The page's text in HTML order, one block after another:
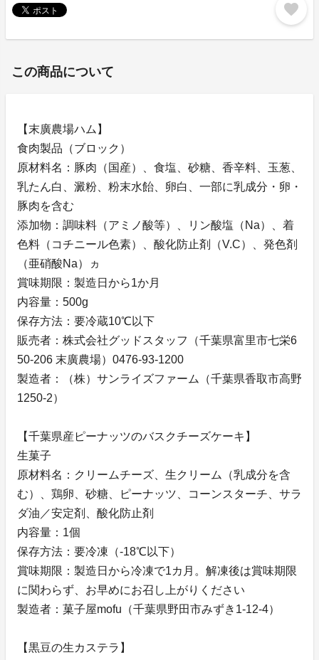
favorite
この商品について
【末廣農場ハム】
食肉製品（ブロック）
原材料名：豚肉（国産）、食塩、砂糖、香辛料、玉葱、
乳たん白、澱粉、粉末水飴、卵白、一部に乳成分・卵・
豚肉を含む
添加物：調味料（アミノ酸等）、リン酸塩（Na）、着
色料（コチニール色素）、酸化防止剤（V.C）、発色剤
（亜硝酸Na）ヵ
賞味期限：製造日から1か月
内容量：500g
保存方法：要冷蔵10℃以下
販売者：株式会社グッドスタッフ（千葉県富里市七栄6
50-206 末廣農場）0476-93-1200
製造者：（株）サンライズファーム（千葉県香取市高野
1250-2）
【千葉県産ピーナッツのバスクチーズケーキ】
生菓子
原材料名：クリームチーズ、生クリーム（乳成分を含
む）、鶏卵、砂糖、ピーナッツ、コーンスターチ、サラ
ダ油／安定剤、酸化防止剤
内容量：1個
保存方法：要冷凍（-18℃以下）
賞味期限：製造日から冷凍で1カ月。解凍後は賞味期限
に関わらず、お早めにお召し上がりください
製造者：菓子屋mofu（千葉県野田市みずき1-12-4）
【黒豆の生カステラ】